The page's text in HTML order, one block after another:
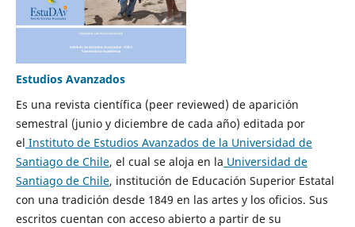
Estudios Avanzados
Es una revista científica (peer reviewed) de aparición
semestral (junio y diciembre de cada año) editada por
el Instituto de Estudios Avanzados de la Universidad de
Santiago de Chile, el cual se aloja en la Universidad de
Santiago de Chile, institución de Educación Superior Estatal
con una tradición desde 1849 en las artes y los oficios. Sus
escritos cuentan con acceso abierto a partir de su